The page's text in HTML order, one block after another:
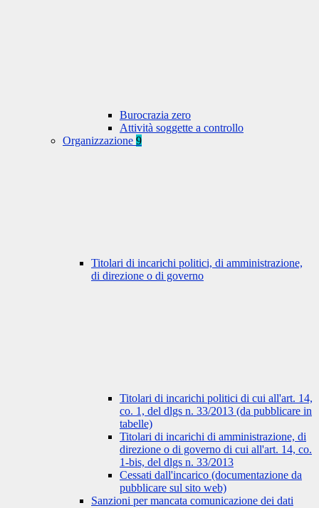
Burocrazia zero
Attività soggette a controllo
Organizzazione 9
Titolari di incarichi politici, di amministrazione,
di direzione o di governo
Titolari di incarichi politici di cui all'art. 14,
co. 1, del dlgs n. 33/2013 (da pubblicare in
tabelle)
Titolari di incarichi di amministrazione, di
direzione o di governo di cui all'art. 14, co.
1-bis, del dlgs n. 33/2013
Cessati dall'incarico (documentazione da
pubblicare sul sito web)
Sanzioni per mancata comunicazione dei dati